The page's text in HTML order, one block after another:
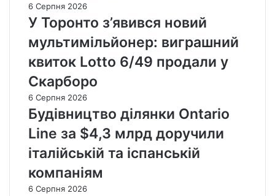
6 Серпня 2026
У Торонто з’явився новий
мультимільйонер: виграшний
квиток Lotto 6/49 продали у
Скарборо
6 Серпня 2026
Будівництво ділянки Ontario
Line за $4,3 млрд доручили
італійській та іспанській
компаніям
6 Серпня 2026